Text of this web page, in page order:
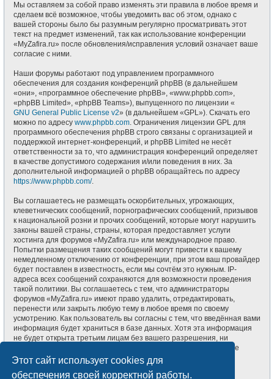
Этот сайт использует cookies для
обеспечения своей корректной работы.
Мы оставляем за собой право изменять эти правила в любое время и
сделаем всё возможное, чтобы уведомить вас об этом, однако с
вашей стороны было бы разумным регулярно просматривать этот
текст на предмет изменений, так как использование конференции
«MyZafira.ru» после обновления/исправления условий означает ваше
согласие с ними.
Наши форумы работают под управлением программного
обеспечения для создания конференций phpBB (в дальнейшем
«они», «программное обеспечение phpBB», «www.phpbb.com»,
«phpBB Limited», «phpBB Teams»), выпущенного по лицензии «
GNU General Public License v2» (в дальнейшем «GPL»). Скачать его
можно по адресу www.phpbb.com. Ограничения лицензии GPL для
программного обеспечения phpBB строго связаны с организацией и
поддержкой интернет-конференций, и phpBB Limited не несёт
ответственности за то, что администрация конференций определяет
в качестве допустимого содержания и/или поведения в них. За
дополнительной информацией о phpBB обращайтесь по адресу
https://www.phpbb.com/.
Вы соглашаетесь не размещать оскорбительных, угрожающих,
клеветнических сообщений, порнографических сообщений, призывов
к национальной розни и прочих сообщений, которые могут нарушить
законы вашей страны, страны, которая предоставляет услуги
хостинга для форумов «MyZafira.ru» или международное право.
Попытки размещения таких сообщений могут привести к вашему
немедленному отключению от конференции, при этом ваш провайдер
будет поставлен в известность, если мы сочтём это нужным. IP-
адреса всех сообщений сохраняются для возможности проведения
такой политики. Вы соглашаетесь с тем, что администраторы
форумов «MyZafira.ru» имеют право удалить, отредактировать,
перенести или закрыть любую тему в любое время по своему
усмотрению. Как пользователь вы согласны с тем, что введённая вами
информация будет храниться в базе данных. Хотя эта информация
не будет открыта третьим лицам без вашего разрешения, ни
администрация конференции «MyZafira.ru», ни phpBB Limited не
может быть ответственна за действия хакеров, которые могут
привести к несанкционированному доступу к ней.